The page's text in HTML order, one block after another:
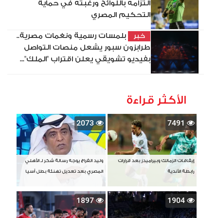
التزامه باللوائح ورغبته في حماية
التحكيم المصري
خبر
بلمسات رسمية ونغمات مصرية..
طرابزون سبور يشعل منصات التواصل
بفيديو تشويقي يعلن اقتراب "الملك"...
الأكثر قراءة
7491
إيقافات الزمالك وبيراميدز بعد قرارات
رابطة الأندية
2073
وليد الفراج يوجه رسالة شكر لـ الأهلي
المصري بعد تعديل تهنئة بطل آسيا
1904
1897